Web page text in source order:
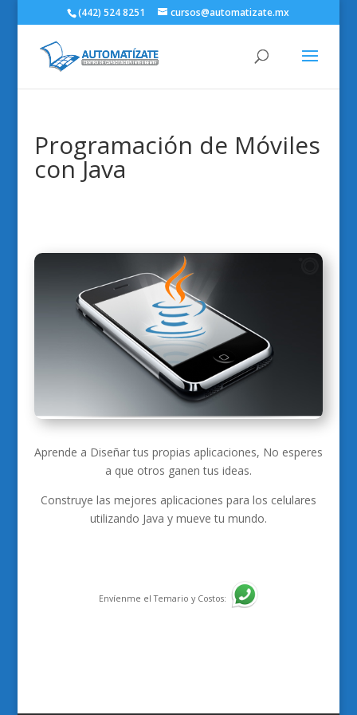
(442) 524 8251 cursos@automatizate.mx
Programación de Móviles
con Java
Aprende a Diseñar tus propias aplicaciones, No esperes
a que otros ganen tus ideas.
Construye las mejores aplicaciones para los celulares
utilizando Java y mueve tu mundo.
Envíenme el Temario y Costos: